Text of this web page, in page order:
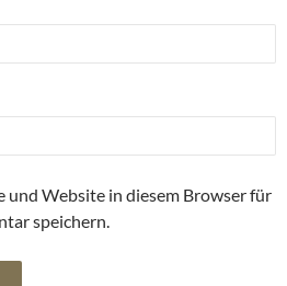
und Website in diesem Browser für
speichern.